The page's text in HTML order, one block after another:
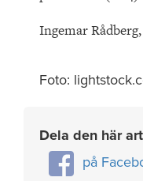
Ingemar
Foto:
Dela den här
på